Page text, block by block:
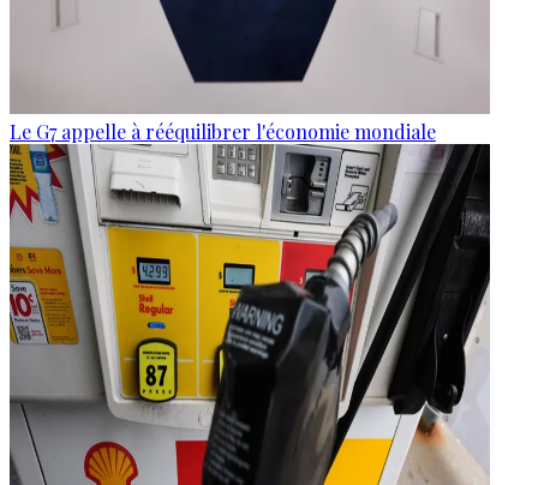
Le G7 appelle à rééquilibrer l'économie mondiale